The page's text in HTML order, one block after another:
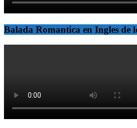
Balada Romantica en Ingles de